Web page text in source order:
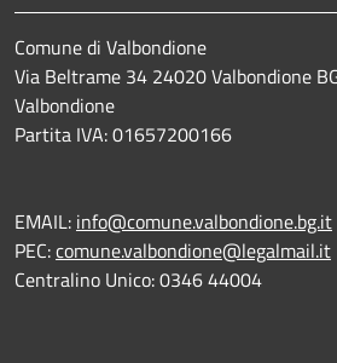
Comune di Valbondione
Via Beltrame 34 24020 Valbondione
Valbondione
Partita IVA: 01657200166
EMAIL: info@comune.valbondione.bg.it
PEC:comune.valbondione@legalmail.it
Centralino Unico: 0346 44004